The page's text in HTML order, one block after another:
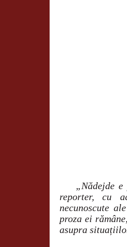
„Nădejde
reporter, cu
necunoscute
proza ei
asupra